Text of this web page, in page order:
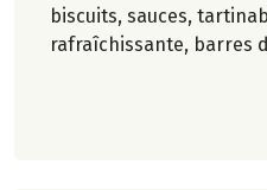
biscuits, sauces,
rafraîchissante, barres